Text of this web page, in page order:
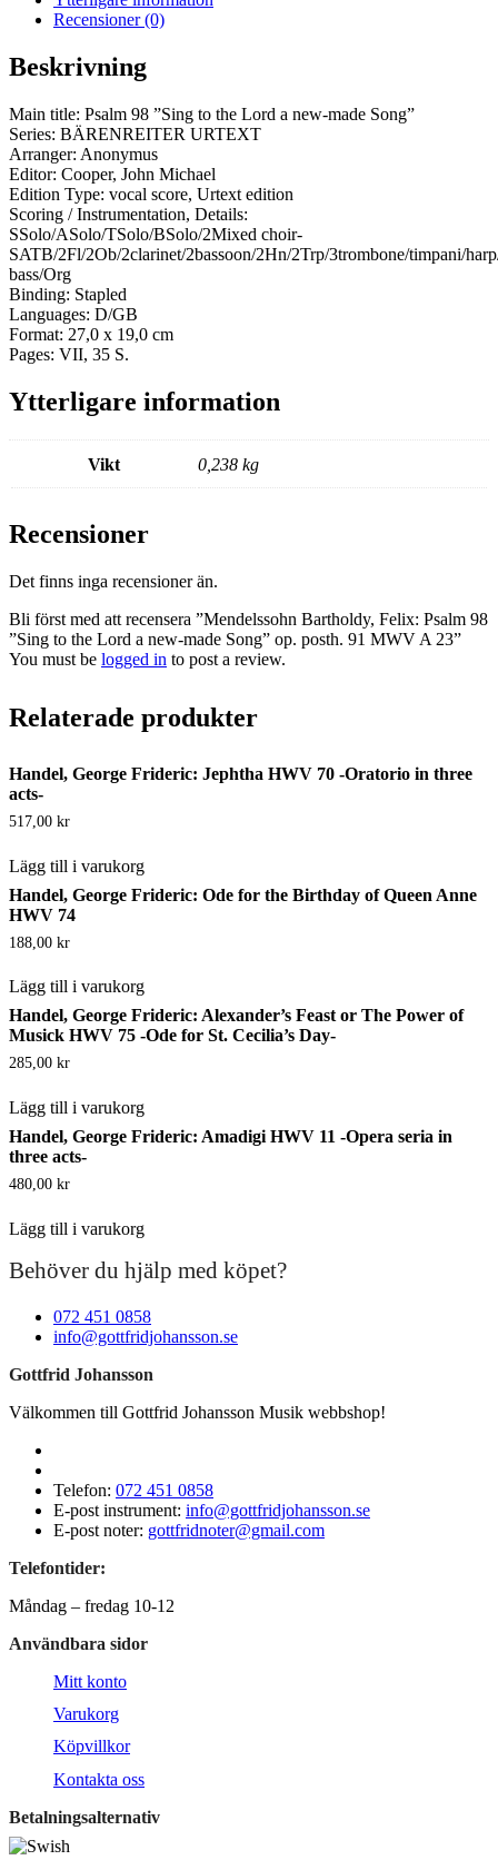
Recensioner (0)
Beskrivning
Main title: Psalm 98 ”Sing to the Lord a new-made Song”
Series: BÄRENREITER URTEXT
Arranger: Anonymus
Editor: Cooper, John Michael
Edition Type: vocal score, Urtext edition
Scoring / Instrumentation, Details:
SSolo/ASolo/TSolo/BSolo/2Mixed choir-
SATB/2Fl/2Ob/2clarinet/2bassoon/2Hn/2Trp/3trombone/timpani/
bass/Org
Binding: Stapled
Languages: D/GB
Format: 27,0 x 19,0 cm
Pages: VII, 35 S.
Ytterligare information
Vikt 0,238 kg
Recensioner
Det finns inga recensioner än.
Bli först med att recensera ”Mendelssohn Bartholdy, Felix: Psalm 98
”Sing to the Lord a new-made Song” op. posth. 91 MWV A 23”
You must be logged in to post a review.
Relaterade produkter
Handel, George Frideric: Jephtha HWV 70 -Oratorio in three
acts-
517,00 kr
Lägg till i varukorg
Handel, George Frideric: Ode for the Birthday of Queen Anne
HWV 74
188,00 kr
Lägg till i varukorg
Handel, George Frideric: Alexander’s Feast or The Power of
Musick HWV 75 -Ode for St. Cecilia’s Day-
285,00 kr
Lägg till i varukorg
Handel, George Frideric: Amadigi HWV 11 -Opera seria in
three acts-
480,00 kr
Lägg till i varukorg
Behöver du hjälp med köpet?
072 451 0858
info@gottfridjohansson.se
Gottfrid Johansson
Välkommen till Gottfrid Johansson Musik webbshop!
Telefon: 072 451 0858
E-post instrument: info@gottfridjohansson.se
E-post noter: gottfridnoter@gmail.com
Telefontider:
Måndag – fredag 10-12
Användbara sidor
Mitt konto
Varukorg
Köpvillkor
Kontakta oss
Betalningsalternativ